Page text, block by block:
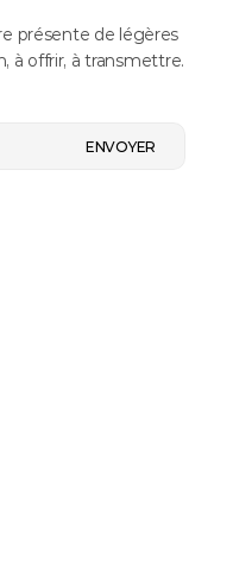
présente de légères
à offrir, à transmettre.
ENVOYER